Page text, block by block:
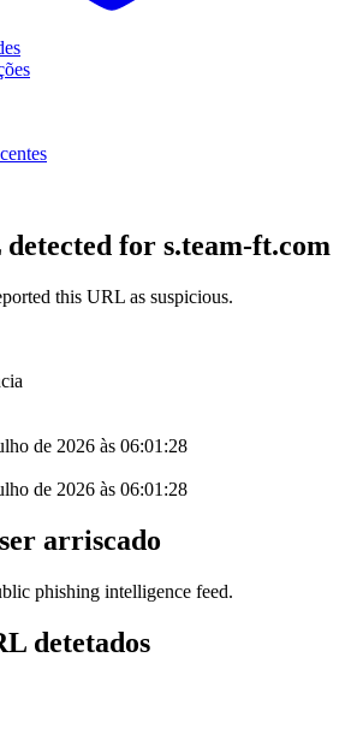
for s.team-ft.com
this URL as suspicious.
de 2026 às 06:01:28
de 2026 às 06:01:28
arriscado
phishing intelligence feed.
detetados